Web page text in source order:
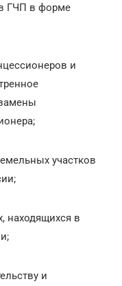
ГЧП в форме
и
участков
находящихся в
и